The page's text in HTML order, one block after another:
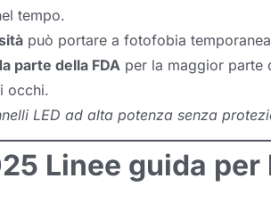
tempo.
può portare a fotofobia
parte della FDA per la maggior parte
occhi.
LED ad alta potenza senza
Linee guida per